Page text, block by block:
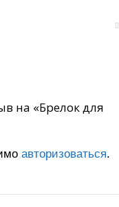
на «Брелок для
авторизоваться.